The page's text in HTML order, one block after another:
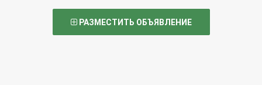
РАЗМЕСТИТЬ ОБЪЯВЛЕНИЕ